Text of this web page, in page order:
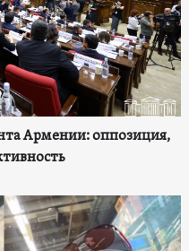
Армении: оппозиция,